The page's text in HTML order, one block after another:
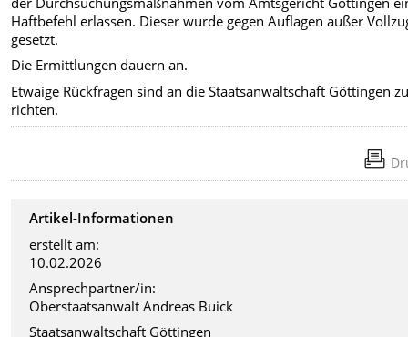
Haftbefehl erlassen. Dieser wurde gegen Auflagen außer
gesetzt.
Die Ermittlungen dauern an.
Etwaige Rückfragen sind an die Staatsanwaltschaft Göttingen
richten.
Artikel-Informationen
erstellt am:
10.02.2026
Ansprechpartner/in:
Oberstaatsanwalt Andreas Buick
Staatsanwaltschaft Göttingen